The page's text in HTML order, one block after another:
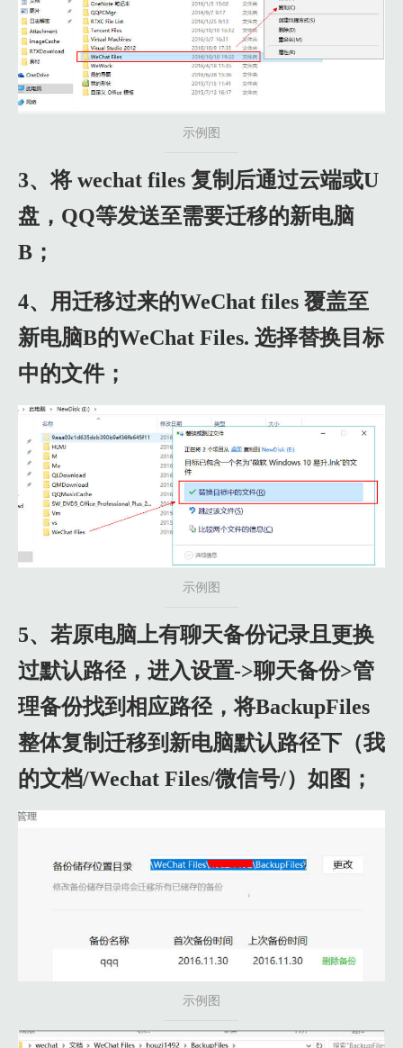
示例图
3、将 wechat files 复制后通过云端或U
盘，QQ等发送至需要迁移的新电脑
B；
4、用迁移过来的WeChat files 覆盖至
新电脑B的WeChat Files. 选择替换目标
中的文件；
示例图
5、若原电脑上有聊天备份记录且更换
过默认路径，进入设置->聊天备份>管
理备份找到相应路径，将BackupFiles
整体复制迁移到新电脑默认路径下（我
的文档/Wechat Files/微信号/）如图；
示例图